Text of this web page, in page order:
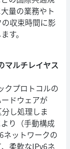
量の業務やト
収束時間に影
す。
マルチレイヤス
クプロトコルの
ドウェアが
し処理しま
り（手動構成
ネットワークの
柔軟なIPv6ネ